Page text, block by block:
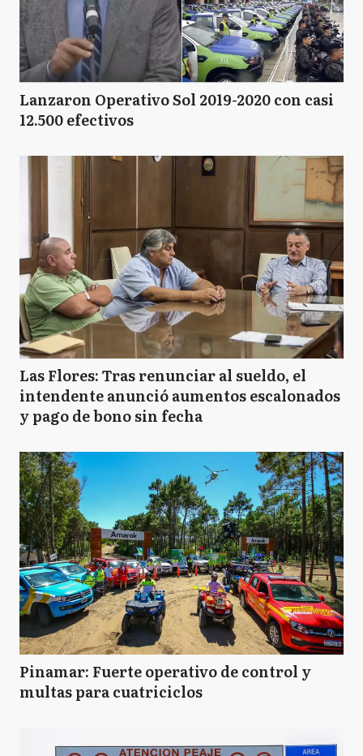
Lanzaron Operativo Sol 2019-2020 con casi
12.500 efectivos
Las Flores: Tras renunciar al sueldo, el
intendente anunció aumentos escalonados
y pago de bono sin fecha
Pinamar: Fuerte operativo de control y
multas para cuatriciclos